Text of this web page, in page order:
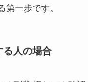
第一歩です。
る人の場合